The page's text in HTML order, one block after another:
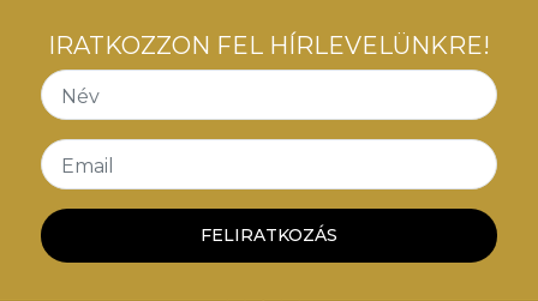
IRATKOZZON FEL HÍRLEVELÜNKRE!
Név
Email
FELIRATKOZÁS